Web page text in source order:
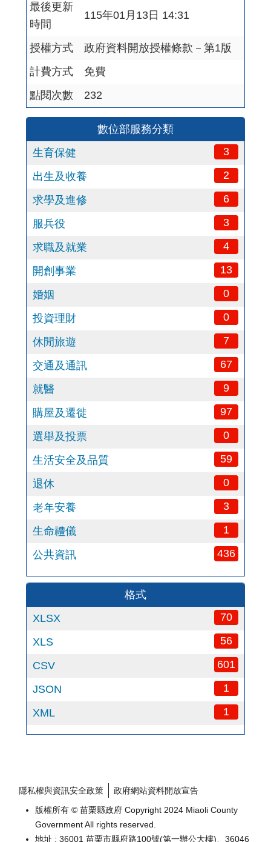
數位部服務分類
生育保健
3
出生及收養 2
求學及進修 6
服兵役 3
求職及就業 4
開創事業 13
婚姻 0
投資理財 0
休閒旅遊 7
交通及通訊 67
就醫 9
購屋及遷徙 97
選舉及投票 0
生活安全及品質 59
退休 0
老年安養 3
生命禮儀 1
公共資訊 436
格式
XLSX
70
XLS 56
CSV 601
JSON 1
XML 1
最後更新
時間
115年01月13日 14:31
授權方式
政府資料開放授權條款－第1版
計費方式
免費
點閱次數
232
隱私權與資訊安全政策
政府網站資料開放宣告
版權所有 © 苗栗縣政府 Copyright 2024 Miaoli County
Government All rights reserved.
地址 : 36001 苗栗市縣府路100號(第一辦公大樓)、36046